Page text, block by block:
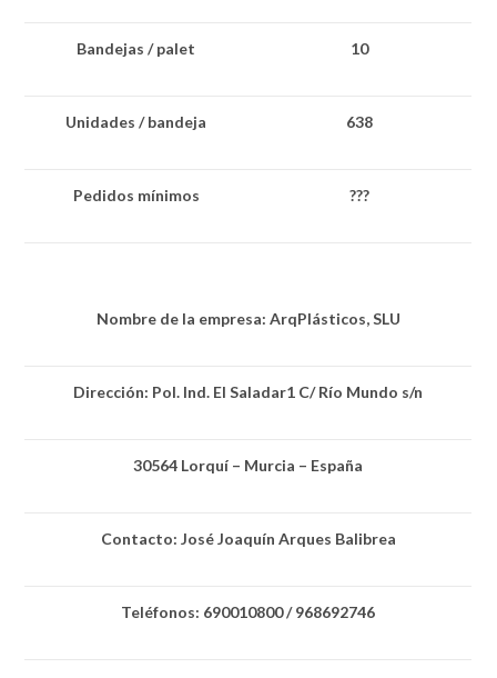
Bandejas / palet 10
Unidades / bandeja 638
Pedidos mínimos ???
Nombre de la empresa: ArqPlásticos, SLU
Dirección: Pol. Ind. El Saladar1 C/ Río Mundo s/n
30564 Lorquí – Murcia – España
Contacto: José Joaquín Arques Balibrea
Teléfonos: 690010800 / 968692746